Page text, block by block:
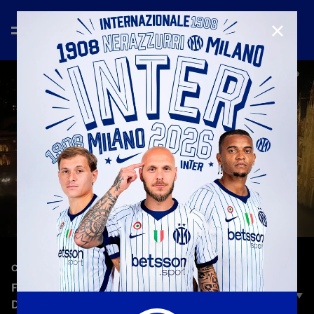
CELEBRATION—17 mag 2026
FESTA SCUDETTO: I CAMPIONI D'ITALIA IN
DUOMO